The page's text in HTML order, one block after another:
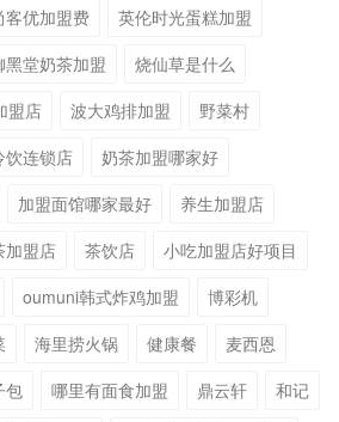
客优加盟费
英伦时光蛋糕加盟
黑堂奶茶加盟
烧仙草是什么
盟店 波大鸡排加盟
野菜村
饮连锁店
奶茶加盟哪家好
加盟面馆哪家最好
养生加盟店
加盟店 茶饮店
小吃加盟店好项目
oumuni韩式炸鸡加盟
博彩机
海里捞火锅 健康餐
麦西恩
包 哪里有面食加盟 鼎云轩
和记